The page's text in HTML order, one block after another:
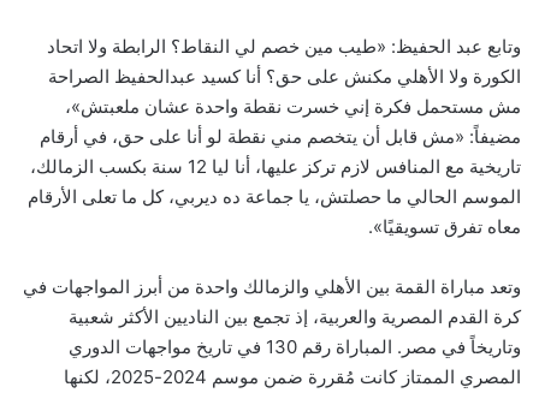
وتابع عبد الحفيظ: «طيب مين خصم لي النقاط؟ الرابطة ولا اتحاد
الكورة ولا الأهلي مكنش على حق؟ أنا كسيد عبدالحفيظ الصراحة
مش مستحمل فكرة إني خسرت نقطة واحدة عشان ملعبتش»،
مضيفاً: «مش قابل أن يتخصم مني نقطة لو أنا على حق، في أرقام
تاريخية مع المنافس لازم تركز عليها، أنا ليا 12 سنة بكسب الزمالك،
الموسم الحالي ما حصلتش، يا جماعة ده ديربي، كل ما تعلى الأرقام
معاه تفرق تسويقيًا».
وتعد مباراة القمة بين الأهلي والزمالك واحدة من أبرز المواجهات في
كرة القدم المصرية والعربية، إذ تجمع بين الناديين الأكثر شعبية
وتاريخاً في مصر. المباراة رقم 130 في تاريخ مواجهات الدوري
المصري الممتاز كانت مُقررة ضمن موسم 2024-2025، لكنها